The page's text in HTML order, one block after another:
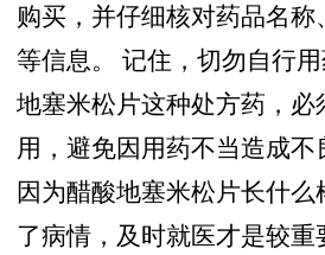
购买，并仔细核对药品名
等信息。 记住，切勿自行
地塞米松片这种处方药，必
用，避免因用药不当造成不
因为醋酸地塞米松片长什
了病情，及时就医才是较重